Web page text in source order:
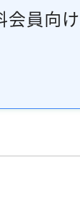
会員向